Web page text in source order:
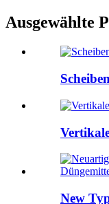
Ausgewählte
New